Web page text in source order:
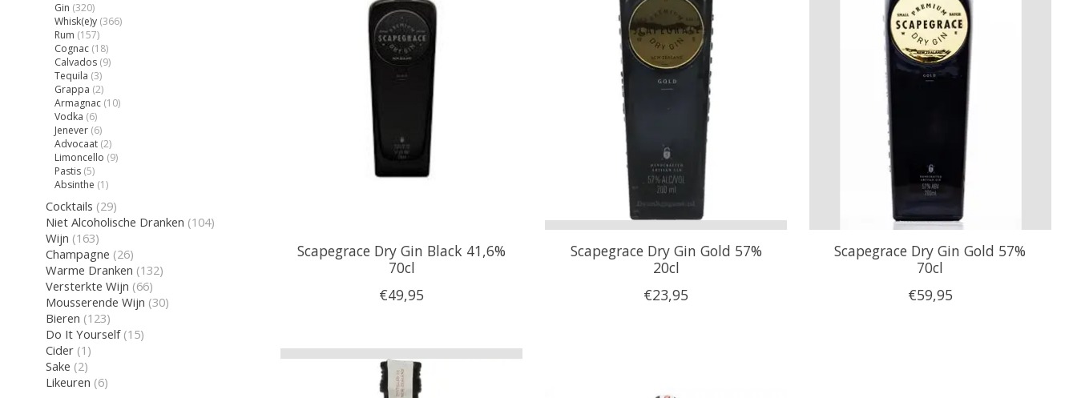
Gin (320)
Whisk(e)y (366)
Rum (157)
Cognac (18)
Calvados (9)
Tequila (3)
Grappa (2)
Armagnac (10)
Vodka (6)
Jenever (6)
Advocaat (2)
Limoncello (9)
Pastis (5)
Absinthe (1)
Cocktails (29)
Niet Alcoholische Dranken (104)
Wijn (163)
Champagne (26)
Warme Dranken (132)
Versterkte Wijn (66)
Mousserende Wijn (30)
Bieren (123)
Do It Yourself (15)
Cider (1)
Sake (2)
Likeuren (6)
Scapegrace Dry Gin Black 41,6%
70cl
€49,95
Scapegrace Dry Gin Gold 57%
20cl
€23,95
Scapegrace Dry Gin Gold 57%
70cl
€59,95